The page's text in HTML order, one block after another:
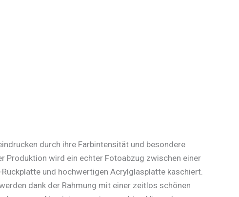
durch ihre Farbintensität und besondere
Produktion wird ein echter Fotoabzug zwischen einer
und hochwertigen Acrylglasplatte kaschiert.
dank der Rahmung mit einer zeitlos schönen